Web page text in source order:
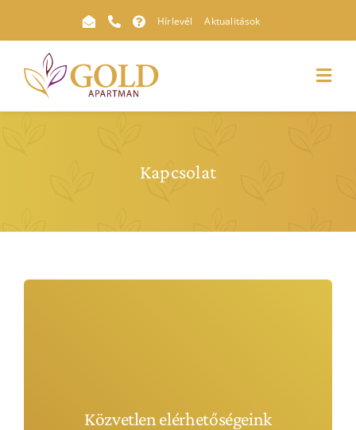
Hírlevél Aktualitások
Kapcsolat
Közvetlen elérhetőségeink